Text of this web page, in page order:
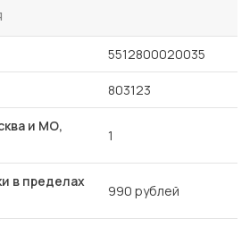
5512800020035
803123
и МО,
1
в пределах
990 рублей